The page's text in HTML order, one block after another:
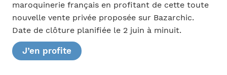
maroquinerie français en profitant de cette toute
nouvelle vente privée proposée sur Bazarchic.
Date de clôture planifiée le 2 juin à minuit.
J’en profite